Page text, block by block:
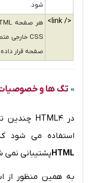
شود.
<link />
صفحه قرار
تگ ها و
استفاده می شود
HTMLپشتیبانی نمی
به همین منظور از